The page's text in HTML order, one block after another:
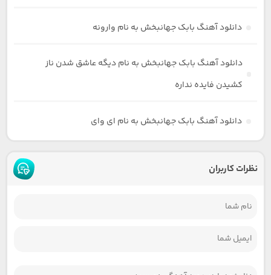
دانلود آهنگ بابک جهانبخش به نام وارونه
دانلود آهنگ بابک جهانبخش به نام دیگه عاشق شدن ناز
کشیدن فایده نداره
دانلود آهنگ بابک جهانبخش به نام ای وای
نظرات کاربران